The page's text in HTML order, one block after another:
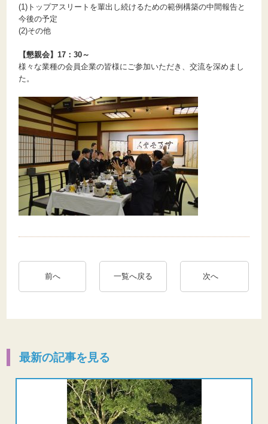
(1)トップアスリートを輩出し続けるための範例構築の中間報告と
今後の予定
(2)その他
【懇親会】17：30～
様々な業種の会員企業の皆様にご参加いただき、交流を深めまし
た。
前へ 一覧へ戻る 次へ
最新の記事を見る